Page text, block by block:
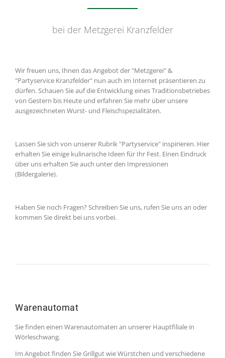
bei der Metzgerei Kranzfelder
Wir freuen uns, Ihnen das Angebot der "Metzgerei" &
"Partyservice Kranzfelder" nun auch im Internet präsentieren zu
dürfen. Schauen Sie auf die Entwicklung eines Traditionsbetriebes
von Gestern bis Heute und erfahren Sie mehr über unsere
ausgezeichneten Wurst- und Fleischspezialitäten.
Lassen Sie sich von unserer Rubrik "Partyservice" inspirieren. Hier
erhalten Sie einige kulinarische Ideen für Ihr Fest. Einen Eindruck
über uns erhalten Sie auch unter den Impressionen
(Bildergalerie).
Haben Sie noch Fragen? Schreiben Sie uns, rufen Sie uns an oder
kommen Sie direkt bei uns vorbei.
Warenautomat
Sie finden einen Warenautomaten an unserer Hauptfiliale in
Wörleschwang.
Im Angebot finden Sie Grillgut wie Würstchen und verschiedene